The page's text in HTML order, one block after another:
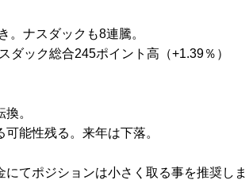
。ナスダックも8連騰。
ダック総合245ポイント高（+1.39％）
。
能性残る。来年は下落。
てポジションは小さく取る事を推奨しま